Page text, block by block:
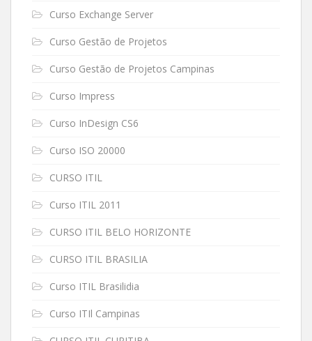
Curso Exchange Server
Curso Gestão de Projetos
Curso Gestão de Projetos Campinas
Curso Impress
Curso InDesign CS6
Curso ISO 20000
CURSO ITIL
Curso ITIL 2011
CURSO ITIL BELO HORIZONTE
CURSO ITIL BRASILIA
Curso ITIL Brasilidia
Curso ITIl Campinas